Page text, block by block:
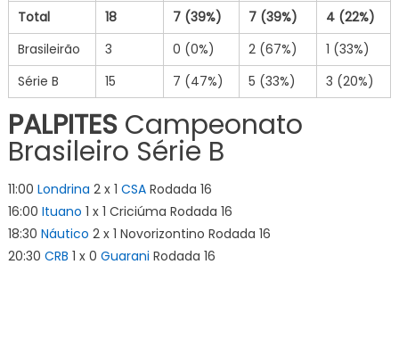
Total
18 7 (39%) 7 (39%) 4 (22%)
Brasileirão
3 0 (0%) 2 (67%)
1 (33%)
Série B
15 7 (47%) 5 (33%) 3 (20%)
PALPITES Campeonato
Brasileiro Série B
11:00 Londrina 2 x 1 CSARodada 16
16:00 Ituano 1 x 1 Criciúma Rodada 16
18:30 Náutico 2 x 1 Novorizontino Rodada 16
20:30 CRB 1 x 0 Guarani Rodada 16